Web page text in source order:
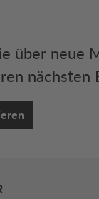
über neue
nächsten